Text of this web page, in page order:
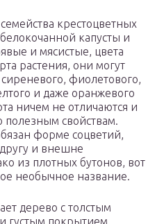
крестоцветных
капусты и
и мясистые, цвета
растения, они могут
фиолетового,
и даже оранжевого
ничем не отличаются и
полезным свойствам.
форме соцветий,
и внешне
из плотных бутонов, вот
необычное название.
дерево с толстым
густым покрытием